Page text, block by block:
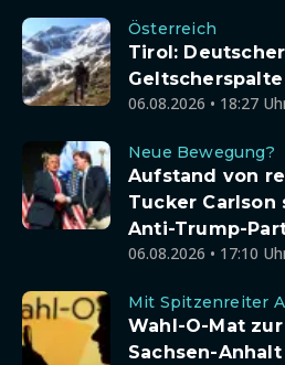
Österreich
Tirol:
06.08.2026 • 18:27
Neue Bewegung?
Aufstand von
Tucker
Anti-Trump-
06.08.2026 • 17:10
Mit Spitzenreiter
Wahl-O-Mat
Sachsen-